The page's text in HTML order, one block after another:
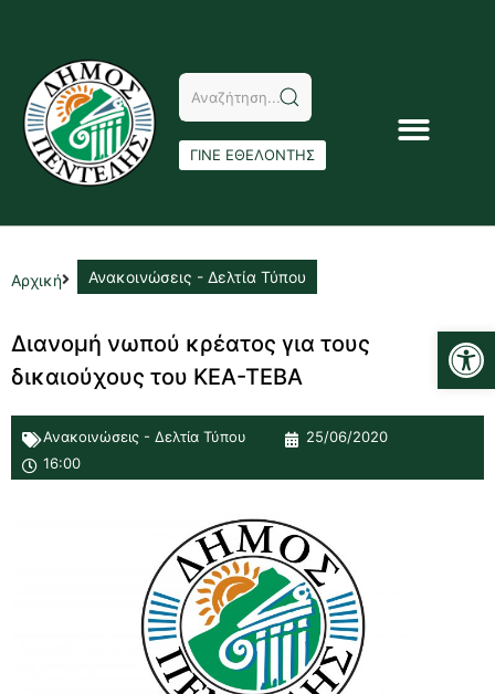
ΓΙΝΕ ΕΘΕΛΟΝΤΗΣ
Αρχική Ανακοινώσεις - Δελτία Τύπου
Διανομή νωπού κρέατος για τους
δικαιούχους του ΚΕΑ-ΤΕΒΑ
Ανακοινώσεις - Δελτία Τύπου
25/06/2020
16:00